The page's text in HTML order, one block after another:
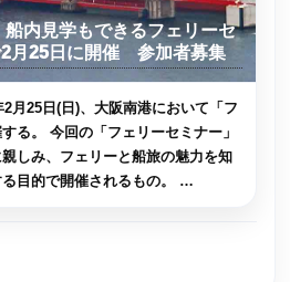
船内見学もできるフェリーセ
2月25日に開催 参加者募集
月25日(日)、大阪南港において「フ
る。 今回の「フェリーセミナー」
しみ、フェリーと船旅の魅力を知
目的で開催されるもの。 …